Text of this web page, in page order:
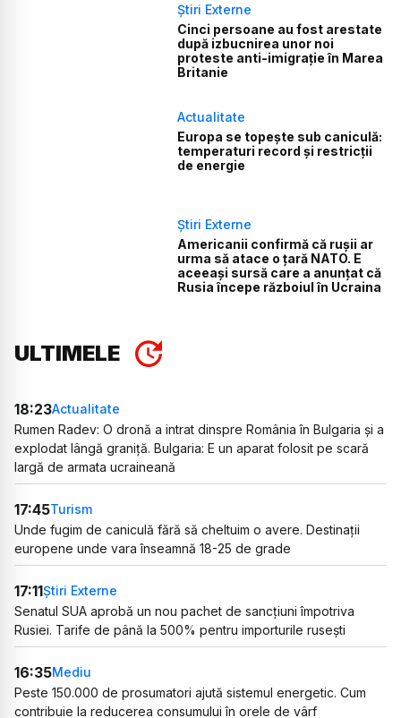
Știri Externe
Cinci persoane au fost arestate
după izbucnirea unor noi
proteste anti-imigrație în Marea
Britanie
Actualitate
Europa se topește sub caniculă:
temperaturi record și restricții
de energie
Știri Externe
Americanii confirmă că rușii ar
urma să atace o țară NATO. E
aceeași sursă care a anunțat că
Rusia începe războiul în Ucraina
ULTIMELE
18:23Actualitate
Rumen Radev: O dronă a intrat dinspre România în Bulgaria și a
explodat lângă graniță. Bulgaria: E un aparat folosit pe scară
largă de armata ucraineană
17:45Turism
Unde fugim de caniculă fără să cheltuim o avere. Destinații
europene unde vara înseamnă 18-25 de grade
17:11Știri Externe
Senatul SUA aprobă un nou pachet de sancțiuni împotriva
Rusiei. Tarife de până la 500% pentru importurile rusești
16:35Mediu
Peste 150.000 de prosumatori ajută sistemul energetic. Cum
contribuie la reducerea consumului în orele de vârf